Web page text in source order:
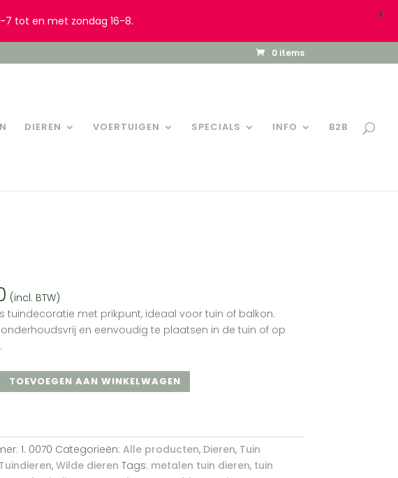
0 items
DIEREN VOERTUIGEN SPECIALS INFO B2B
(incl. BTW)
tuindecoratie met prikpunt, ideaal voor tuin of balkon.
en eenvoudig te plaatsen in de tuin of op
TOEVOEGEN AAN WINKELWAGEN
1. 0070 Categorieën: Alle producten, Dieren, Tuin
Tuindieren, Wilde dieren Tags: metalen tuin dieren, tuin
7 tot en met zondag 16-8. X